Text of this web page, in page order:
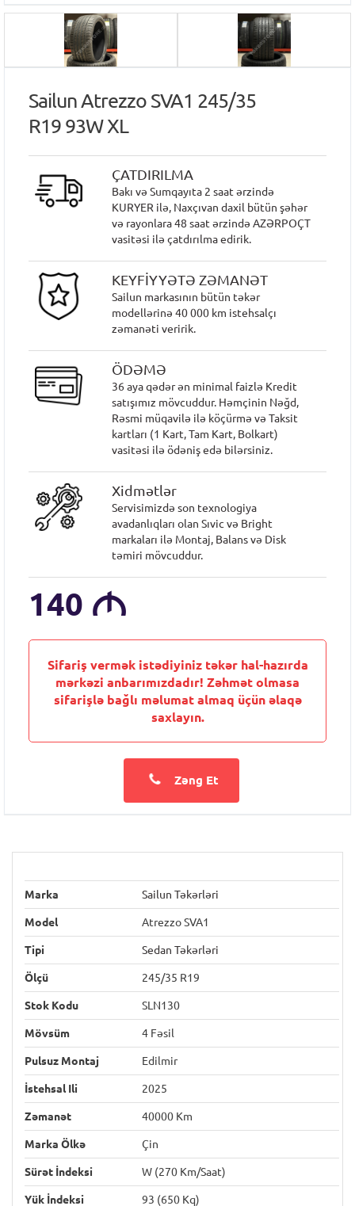
Sailun Atrezzo SVA1 245/35
R19 93W XL
ÇATDIRILMA
Bakı və Sumqayıta 2 saat ərzində
KURYER ilə, Naxçıvan daxil bütün şəhər
və rayonlara 48 saat ərzində AZƏRPOÇT
vasitəsi ilə çatdırılma edirik.
KEYFİYYƏTƏ ZƏMANƏT
Sailun markasının bütün təkər
modellərinə 40 000 km istehsalçı
zəmanəti veririk.
ÖDƏMƏ
36 aya qədər ən minimal faizlə Kredit
satışımız mövcuddur. Həmçinin Nəğd,
Rəsmi müqavilə ilə köçürmə və Taksit
kartları (1 Kart, Tam Kart, Bolkart)
vasitəsi ilə ödəniş edə bilərsiniz.
Xidmətlər
Servisimizdə son texnologiya
avadanlıqları olan Sıvic və Bright
markaları ilə Montaj, Balans və Disk
təmiri mövcuddur.
140 M
Sifariş vermək istədiyiniz təkər hal-hazırda
mərkəzi anbarımızdadır! Zəhmət olmasa
sifarişlə bağlı məlumat almaq üçün əlaqə
saxlayın.
Zəng Et
Marka Sailun Təkərləri
Model Atrezzo SVA1
Tipi Sedan Təkərləri
Ölçü 245/35 R19
Stok Kodu SLN130
Mövsüm 4 Fəsil
Pulsuz Montaj Edilmir
İstehsal Ili 2025
Zəmanət 40000 Km
Marka Ölkə Çin
Sürət İndeksi W (270 Km/saat)
Yük İndeksi 93 (650 Kq)